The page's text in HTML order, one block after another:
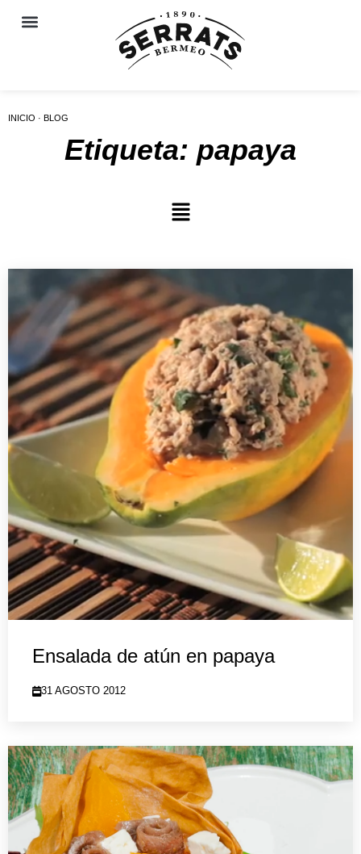
INICIO · BLOG
Etiqueta: papaya
Ensalada de atún en papaya
31 AGOSTO 2012